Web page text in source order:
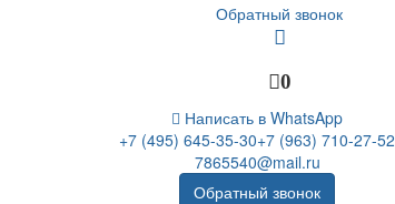
Обратный звонок
0
Написать в WhatsApp
+7 (495) 645-35-30+7 (963) 710-27-52
7865540@mail.ru
Обратный звонок